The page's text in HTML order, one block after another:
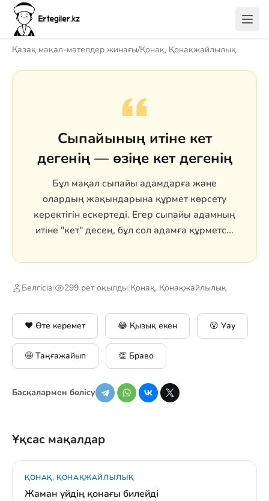
Қазақ мақал-мәтелдер жинағы/Қонақ, Қонақжайлылық
Сыпайының итіне кет
дегенің — өзіңе кет дегенің
Бұл мақал сыпайы адамдарға және
олардың жақындарына құрмет көрсету
керектігін ескертеді. Егер сыпайы адамның
итіне "кет" десең, бұл сол адамға құрметс...
Белгісіз| 299 рет оқылды|Қонақ, Қонақжайлылық
❤️ Өте керемет 😂 Қызық екен 😮 Уау
🤩 Таңғажайып 👏 Браво
Басқалармен бөлісу
Ұқсас мақалдар
ҚОНАҚ, ҚОНАҚЖАЙЛЫЛЫҚ
Жаман үйдің қонағы билейді